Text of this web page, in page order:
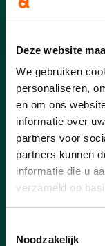
Deze website
We gebruiken
personaliseren,
en om ons
informatie over
partners voor
partners kunnen
informatie die u
verzameld op
Noodzakelijk